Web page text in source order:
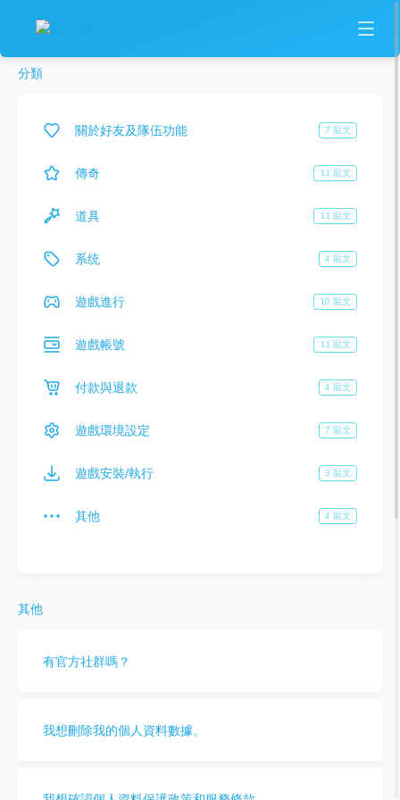
分類
關於好友及隊伍功能 7 貼文
傳奇 11 貼文
道具 11 貼文
系统 4 貼文
遊戲進行 10 貼文
遊戲帳號 11 貼文
付款與退款 4 貼文
遊戲環境設定 7 貼文
遊戲安裝/執行 3 貼文
其他 4 貼文
其他
有官方社群嗎？
我想刪除我的個人資料數據。